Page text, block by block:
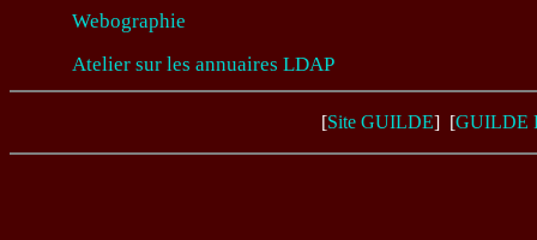
Webographie
Atelier sur les annuaires LDAP
[Site GUILDE] [GUILDE